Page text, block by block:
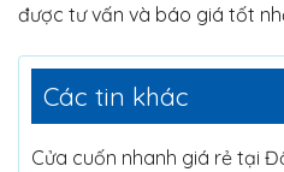
được tư vấn và báo giá tốt
Các tin khác
Cửa cuốn nhanh giá rẻ tại